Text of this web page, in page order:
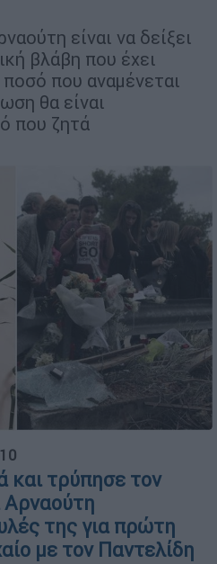
είναι να δείξει
βλάβη που έχει
που αναμένεται
θα είναι
που ζητά
και τρύπησε τον
Αρναούτη
της για πρώτη
με τον Παντελίδη